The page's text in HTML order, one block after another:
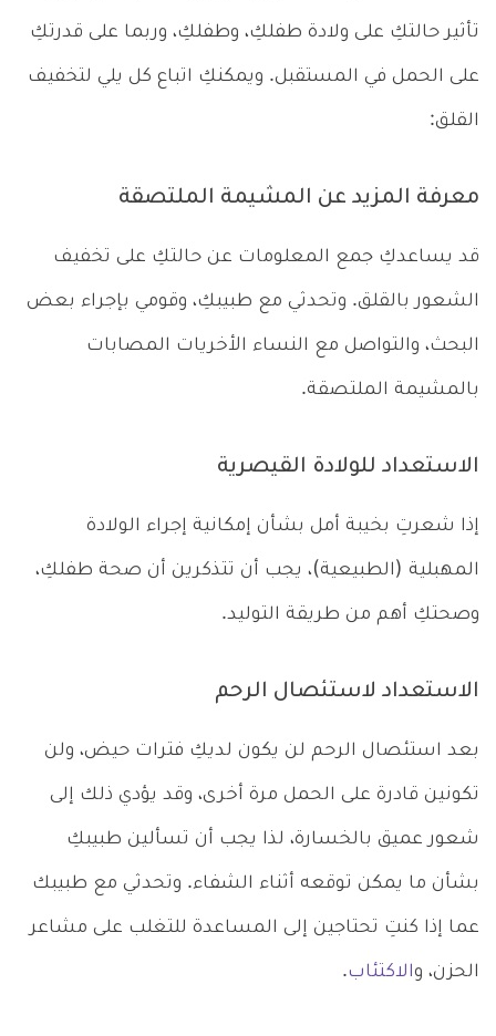
تأثير حالتكِ على ولادة طفلكِ، وطفلكِ، وربما على قدرتكِ
على الحمل في المستقبل. ويمكنكِ اتباع كل يلي لتخفيف
القلق:
معرفة المزيد عن المشيمة الملتصقة
قد يساعدكِ جمع المعلومات عن حالتكِ على تخفيف
الشعور بالقلق. وتحدثي مع طبيبكِ، وقومي بإجراء بعض
البحث، والتواصل مع النساء الأخريات المصابات
بالمشيمة الملتصقة.
الاستعداد للولادة القيصرية
إذا شعرتِ بخيبة أمل بشأن إمكانية إجراء الولادة
المهبلية (الطبيعية)، يجب أن تتذكرين أن صحة طفلكِ،
وصحتكِ أهم من طريقة التوليد.
الاستعداد لاستئصال الرحم
بعد استئصال الرحم لن يكون لديكِ فترات حيض، ولن
تكونين قادرة على الحمل مرة أخرى، وقد يؤدي ذلك إلى
شعور عميق بالخسارة، لذا يجب أن تسألين طبيبكِ
بشأن ما يمكن توقعه أثناء الشفاء. وتحدثي مع طبيبك
عما إذا كنتِ تحتاجين إلى المساعدة للتغلب على مشاعر
الحزن، والاكتئاب.